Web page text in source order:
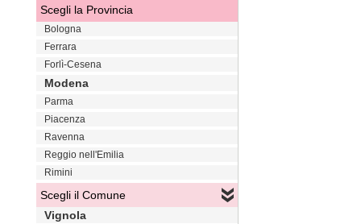
Scegli la Provincia
Bologna
Ferrara
Forlì-Cesena
Modena
Parma
Piacenza
Ravenna
Reggio nell'Emilia
Rimini
Scegli il Comune
Vignola